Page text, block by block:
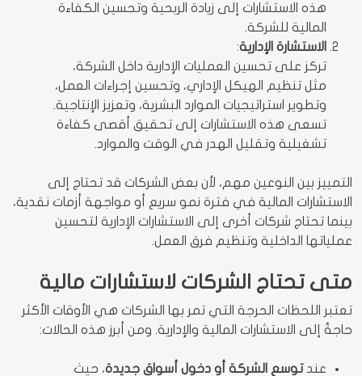
هذه الاستشارات إلى زيادة الربحية وتحسين الكفاءة
المالية للشركة.
الاستشارة الإدارية:
تركز على تحسين العمليات الإدارية داخل الشركة،
مثل تنظيم الهيكل الإداري، وتحسين إجراءات العمل،
وتطوير استراتيجيات الموارد البشرية، وتعزيز الإنتاجية.
تسعى هذه الاستشارات إلى تحقيق أقصى كفاءة
تشغيلية وتقليل الهدر في الوقت والموارد.
التمييز بين النوعين مهم، لأن بعض الشركات قد تحتاج إلى
الاستشارات المالية في فترة نمو سريع أو مواجهة أزمات نقدية،
بينما تحتاج شركات أخرى إلى الاستشارات الإدارية لتحسين
عملياتها الداخلية وتنظيم فرق العمل.
متى تحتاج الشركات لاستشارات مالية
تعتبر اللحظات الحرجة التي تمر بها الشركات هي الأوقات الأكثر
حاجةً إلى الاستشارات المالية والإدارية. ومن أبرز هذه الحالات:
عندتوسع الشركة أو دخول أسواق جديدة، حيث